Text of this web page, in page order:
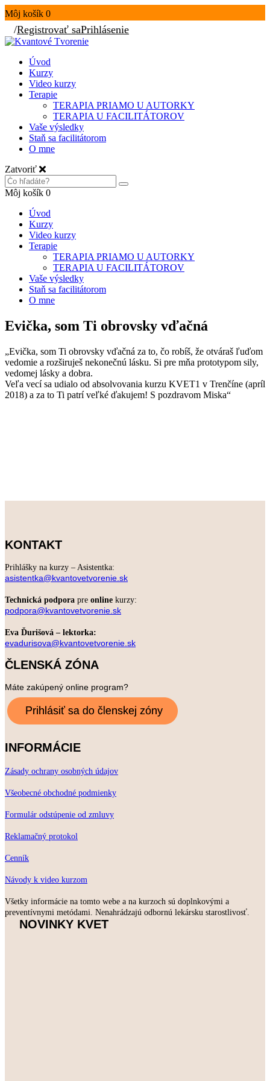
Môj košík 0
/Registrovať saPrihlásenie
Úvod
Kurzy
Video kurzy
Terapie
TERAPIA PRIAMO U AUTORKY
TERAPIA U FACILITÁTOROV
Vaše výsledky
Staň sa facilitátorom
O mne
Zatvoriť
Môj košík 0
Úvod
Kurzy
Video kurzy
Terapie
TERAPIA PRIAMO U AUTORKY
TERAPIA U FACILITÁTOROV
Vaše výsledky
Staň sa facilitátorom
O mne
Evička, som Ti obrovsky vďačná
„Evička, som Ti obrovsky vďačná za to, čo robíš, že otváraš ľuďom
vedomie a rozširuješ nekonečnú lásku. Si pre mňa prototypom sily,
vedomej lásky a dobra.
Veľa vecí sa udialo od absolvovania kurzu KVET1 v Trenčíne (apríl
2018) a za to Ti patrí veľké ďakujem! S pozdravom Miska“
KONTAKT
Prihlášky na kurzy – Asistentka:
asistentka@kvantovetvorenie.sk
Technická podpora pre online kurzy:
podpora@kvantovetvorenie.sk
Eva Ďurišová – lektorka:
evadurisova@kvantovetvorenie.sk
ČLENSKÁ ZÓNA
Máte zakúpený online program?
INFORMÁCIE
Zásady ochrany osobných údajov
Všeobecné obchodné podmienky
Formulár odstúpenie od zmluvy
Reklamačný protokol
Cenník
Návody k video kurzom
Všetky informácie na tomto webe a na kurzoch sú doplnkovými a
preventívnymi metódami. Nenahrádzajú odbornú lekársku starostlivosť.
NOVINKY KVET